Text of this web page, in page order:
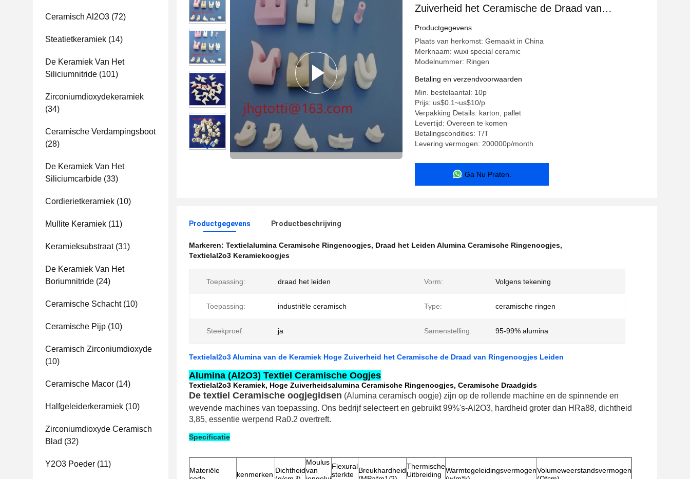
Ceramisch Al2O3 (72)
Steatietkeramiek (14)
De Keramiek Van Het
Siliciumnitride (101)
Zirconiumdioxydekeramiek
(34)
Ceramische Verdampingsboot
(28)
De Keramiek Van Het
Siliciumcarbide (33)
Cordierietkeramiek (10)
Mullite Keramiek (11)
Keramieksubstraat(31)
De Keramiek Van Het
Boriumnitride (24)
Ceramische Schacht(10)
Ceramische Pijp (10)
Ceramisch Zirconiumdioxyde
(10)
Ceramische Macor (14)
Halfgeleiderkeramiek (10)
Zirconiumdioxyde Ceramisch
Blad (32)
Y2O3 Poeder (11)
Zuiverheid het Ceramische de Draad van
Ringenoogjes Leiden
Productgegevens
Plaats van herkomst: Gemaakt in China
Merknaam: wuxi special ceramic
Modelnummer: Ringen
Betaling en verzendvoorwaarden
Min. bestelaantal: 10p
Prijs: us$0.1~us$10/p
Verpakking Details: karton, pallet
Levertijd: Overeen te komen
Betalingscondities: T/T
Levering vermogen: 200000p/month
Ga Nu Praten.
Productgegevens Productbeschrijving
Markeren: Textielalumina Ceramische Ringenoogjes, Draad het Leiden Alumina Ceramische Ringenoogjes,
Textielal2o3 Keramiekoogjes
Toepassing: draad het leiden Vorm: Volgens tekening
Toepassing: industriële ceramisch Type: ceramische ringen
Steekproef: ja Samenstelling: 95-99% alumina
Textielal2o3 Alumina van de Keramiek Hoge Zuiverheid het Ceramische de Draad van Ringenoogjes Leiden
Alumina (Al2O3) Textiel Ceramische Oogjes
Textielal2o3 Keramiek, Hoge Zuiverheidsalumina Ceramische Ringenoogjes, Ceramische Draadgids
De textiel Ceramische oogjegidsen (Alumina ceramisch oogje) zijn op de rollende machine en de spinnende en
wevende machines van toepassing. Ons bedrijf selecteert en gebruikt 99%'s-Al2O3, hardheid groter dan HRa88, dichtheid
3,85, essentie werpend Ra0.2 overtreft.
Specificatie
Materiële
kenmerken Dichtheid
Moulus
van
Flexural
sterkte
BreukhardheidThermische
Uitbreiding WarmtegeleidingsvermogenVolumeweerstandsvermogen